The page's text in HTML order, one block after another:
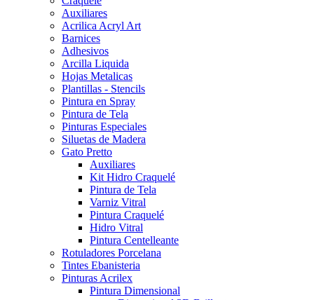
Auxiliares
Acrilica Acryl Art
Barnices
Adhesivos
Arcilla Liquida
Hojas Metalicas
Plantillas - Stencils
Pintura en Spray
Pintura de Tela
Pinturas Especiales
Siluetas de Madera
Gato Pretto
Auxiliares
Kit Hidro Craquelé
Pintura de Tela
Varniz Vitral
Pintura Craquelé
Hidro Vitral
Pintura Centelleante
Rotuladores Porcelana
Tintes Ebanisteria
Pinturas Acrilex
Pintura Dimensional